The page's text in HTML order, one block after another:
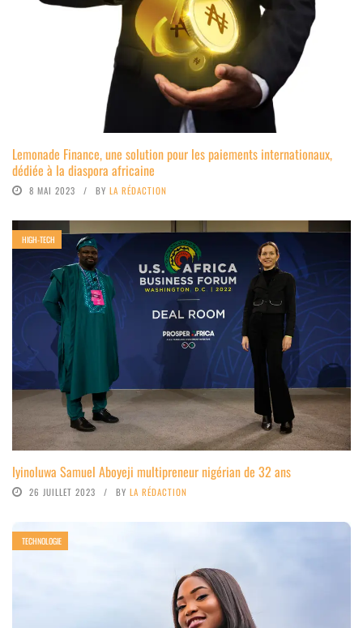
Lemonade Finance, une solution pour les paiements internationaux,
dédiée à la diaspora africaine
8 MAI 2023 BY LA RÉDACTION
HIGH-TECH
Iyinoluwa Samuel Aboyeji multipreneur nigérian de 32 ans
26 JUILLET 2023 BY LA RÉDACTION
TECHNOLOGIE